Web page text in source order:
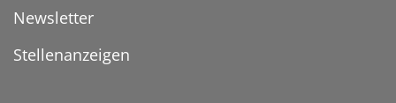
Newsletter
Stellenanzeigen